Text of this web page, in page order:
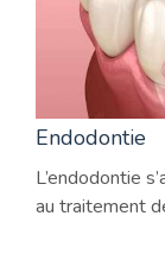
Endodontie
L’endodontie
au traitement